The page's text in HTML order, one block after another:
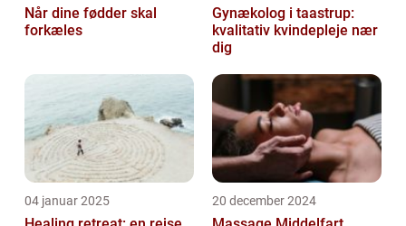
Når dine fødder skal
forkæles
Gynækolog i taastrup:
kvalitativ kvindepleje nær
dig
04 januar 2025 20 december 2024